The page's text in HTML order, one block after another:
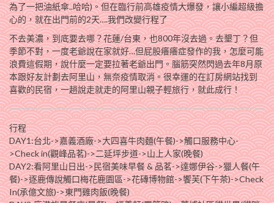
為了一把油紙傘..哈哈)。但在臨行前高雄疫情大爆發，讓小編超級擔
心的，就在出門前的2天….我們改變行程了
不去美濃，到底要去哪？花蓮/台東，也800年沒去過。去墾丁？但
季節不對，一度老爺說在家就好…但屁股癢癢症發作的我，怎麼可能
浪費這假期，說什麼一定要拉著老爺出門。腦筋突然閃過去年8月原
本跟好友計劃去阿里山，無奈疫情取消。很幸運的在訂房網站找到
喜歡的民宿，一趟說走就走的阿里山親子輕旅行，就此成行！
行程
DAY1:台北->嘉義酒廠->大四喜牛肉麵(午餐)->觸口服務中心-
>Check in(觀峰品茗)->二延坪步道->山上人家(晚餐)
DAY2:看阿里山日出->民宿美味早餐 & 品茗->達娜伊谷->獵人餐(午
餐)->逐鹿傳說觸口梅花鹿園區->花磚博物館->饗芙(下午茶)->Check
In(承億文旅)->東門雞肉飯(晚餐)